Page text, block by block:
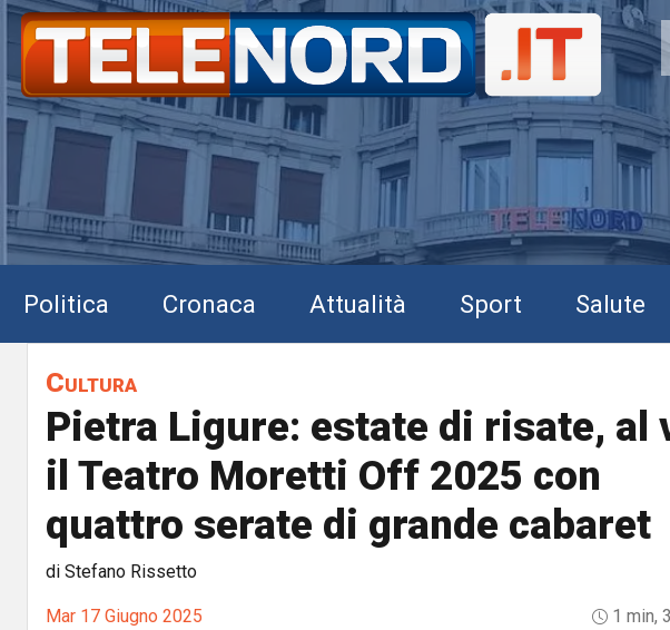
Politica Cronaca Attualità Sport Salute
Cultura
Pietra Ligure: estate di risate, al
il Teatro Moretti Off 2025 con
quattro serate di grande cabaret
di Stefano Rissetto
Mar 17 Giugno 2025 1 min,